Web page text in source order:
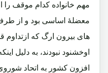
مهم خانواده کدام موقف را
معضلۀ اساسی بود و از
های بیرون ارگ که
اوخشنود نبودند، به دلیل
افزون کشور به اتحاد